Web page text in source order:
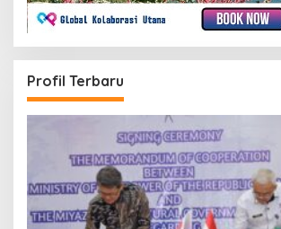
Profil Terbaru